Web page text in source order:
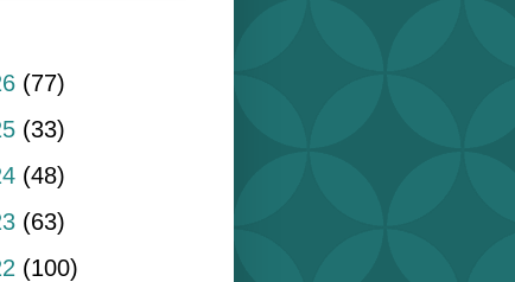
(77)
(33)
(48)
(63)
(100)